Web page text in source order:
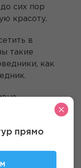
сих пор
красоту.
в
такие
как
возможностей:
Все туры
прямо